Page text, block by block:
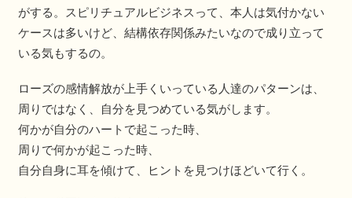
がする。スピリチュアルビジネスって、本人は気付かない
ケースは多いけど、結構依存関係みたいなので成り立って
いる気もするの。
ローズの感情解放が上手くいっている人達のパターンは、
周りではなく、自分を見つめている気がします。
何かが自分のハートで起こった時、
周りで何かが起こった時、
自分自身に耳を傾けて、ヒントを見つけほどいて行く。